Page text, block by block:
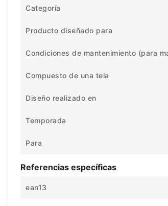
Categoría
Producto diseñado para
Condiciones de mantenimiento (para
Compuesto de una tela
Diseño realizado en
Temporada
Para
Referencias específicas
ean13